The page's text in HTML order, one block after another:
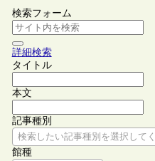
検索フォーム
詳細検索
タイトル
本文
記事種別
検索したい記事種別を選択して
館種